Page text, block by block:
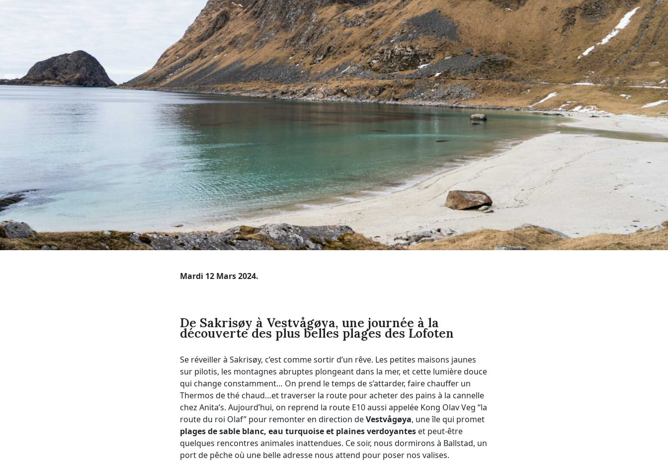
Mardi 12 Mars 2024.
De Sakrisøy à Vestvågøya, une journée à la
découverte des plus belles plages des Lofoten
Se réveiller à Sakrisøy, c’est comme sortir d’un rêve. Les petites maisons jaunes
sur pilotis, les montagnes abruptes plongeant dans la mer, et cette lumière douce
qui change constamment… On prend le temps de s’attarder, faire chauffer un
Thermos de thé chaud…et traverser la route pour acheter des pains à la cannelle
chez Anita’s. Aujourd’hui, on reprend la route E10 aussi appelée Kong Olav Veg “la
route du roi Olaf” pour remonter en direction deVestvågøya, une île qui promet
plages de sable blanc, eau turquoise et plaines verdoyantes et peut-être
quelques rencontres animales inattendues. Ce soir, nous dormirons à Ballstad, un
port de pêche où une belle adresse nous attend pour poser nos valises.